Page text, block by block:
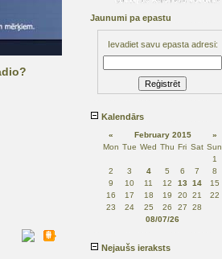
Jaunumi pa epastu
Ievadiet savu epasta adresi:
Kalendārs
« February 2015
»
Mon Tue Wed Thu Fri Sat Sun
1
2
3 4 5 6 7
8
9
10 11 12 13 14
15
16
17 18 19 20 21
22
23
24 25 26 27
28
08/07/26
Nejaušs ieraksts